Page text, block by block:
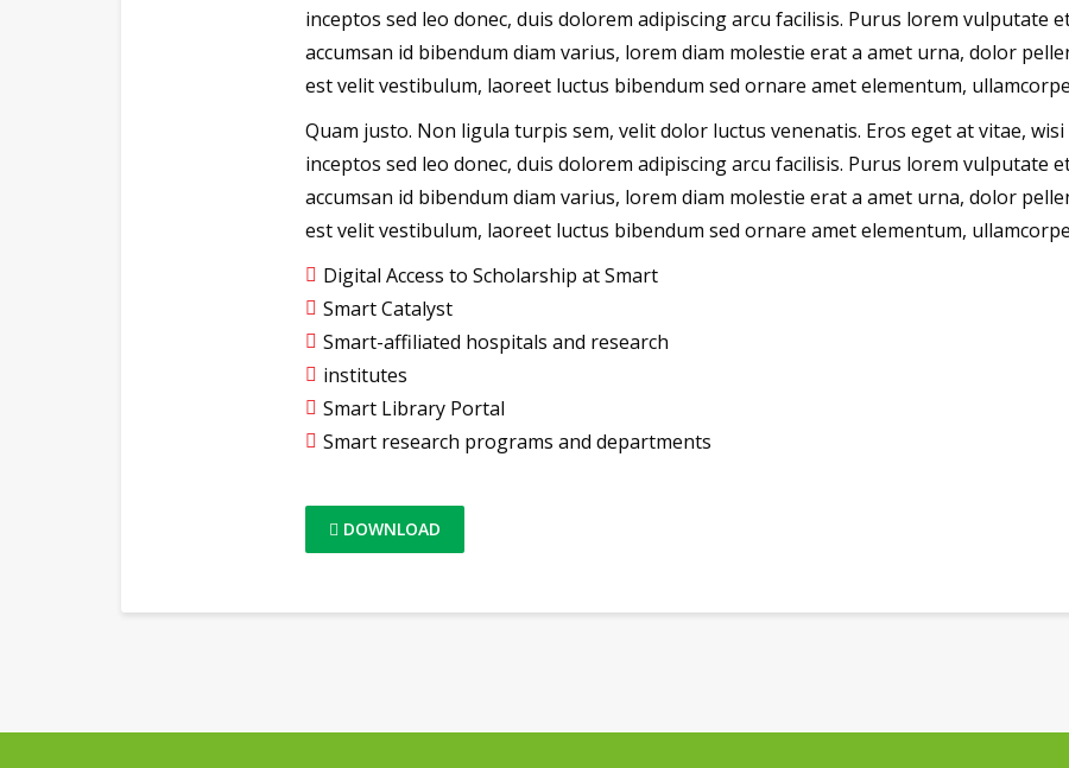
inceptos sed leo donec, duis dolorem adipiscing arcu facilisis. Purus lorem
accumsan id bibendum diam varius, lorem diam molestie erat a amet urna, dolor
est velit vestibulum, laoreet luctus bibendum sed ornare amet elementum,
Quam justo. Non ligula turpis sem, velit dolor luctus venenatis. Eros eget at vitae,
inceptos sed leo donec, duis dolorem adipiscing arcu facilisis. Purus lorem
accumsan id bibendum diam varius, lorem diam molestie erat a amet urna, dolor
est velit vestibulum, laoreet luctus bibendum sed ornare amet elementum,
Digital Access to Scholarship at Smart
Smart Catalyst
Smart-affiliated hospitals and research
institutes
Smart Library Portal
Smart research programs and departments
DOWNLOAD